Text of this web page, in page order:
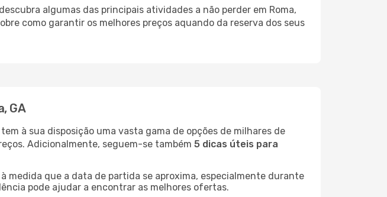
algumas das principais atividades a não perder em Roma,
como garantir os melhores preços aquando da reserva dos seus
GA
à sua disposição uma vasta gama de opções de milhares de
Adicionalmente, seguem-se também 5 dicas úteis para
medida que a data de partida se aproxima, especialmente durante
pode ajudar a encontrar as melhores ofertas.